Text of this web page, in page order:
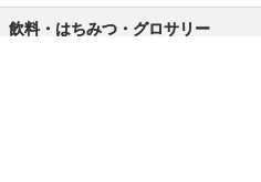
飲料・はちみつ・グロサリー